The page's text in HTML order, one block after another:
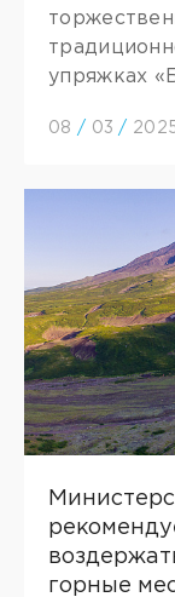
упряжках
08 / 03 /
горные